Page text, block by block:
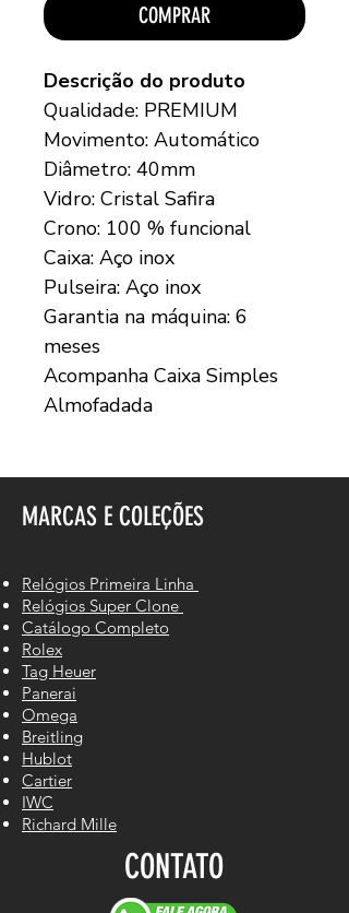
COMPRAR
Descrição do produto
Qualidade: PREMIUM
Movimento: Automático
Diâmetro: 40mm
Vidro: Cristal Safira
Crono: 100 % funcional
Caixa: Aço inox
Pulseira: Aço inox
Garantia na máquina: 6
meses
Acompanha Caixa Simples
Almofadada
MARCAS E COLEÇÕES
Relógios Primeira Linha
Relógios Super Clone
Catálogo Completo
Rolex
Tag Heuer
Panerai
Omega
Breitling
Hublot
Cartier
IWC
Richard Mille
CONTATO